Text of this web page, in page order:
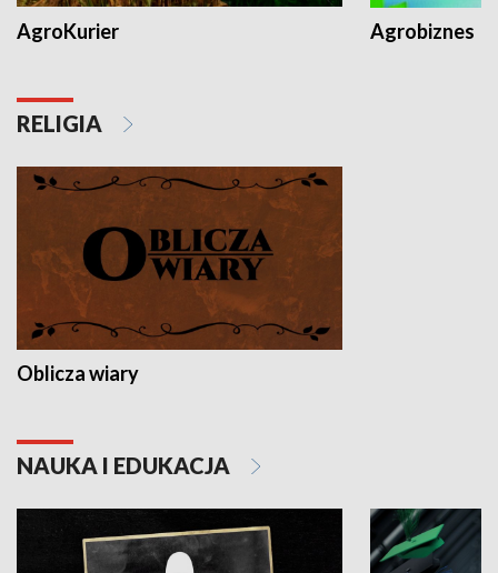
AgroKurier Agrobiznes
RELIGIA
Oblicza wiary
NAUKA I EDUKACJA